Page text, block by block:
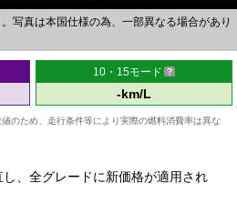
写真は本国仕様の為、一部異なる場合があり
10・15モード
-km/L
のため、走行条件等により実際の燃料消費率は異な
、全グレードに新価格が適用され